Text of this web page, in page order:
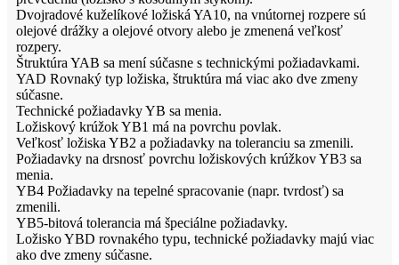
Dvojradové kuželíkové ložiská YA10, na vnútornej rozpere sú
olejové drážky a olejové otvory alebo je zmenená veľkosť
rozpery.
Štruktúra YAB sa mení súčasne s technickými požiadavkami.
YAD Rovnaký typ ložiska, štruktúra má viac ako dve zmeny
súčasne.
Technické požiadavky YB sa menia.
Ložiskový krúžok YB1 má na povrchu povlak.
Veľkosť ložiska YB2 a požiadavky na toleranciu sa zmenili.
Požiadavky na drsnosť povrchu ložiskových krúžkov YB3 sa
menia.
YB4 Požiadavky na tepelné spracovanie (napr. tvrdosť) sa
zmenili.
YB5-bitová tolerancia má špeciálne požiadavky.
Ložisko YBD rovnakého typu, technické požiadavky majú viac
ako dve zmeny súčasne.